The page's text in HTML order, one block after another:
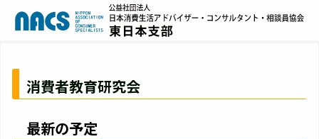
消費者教育研究会
最新の予定